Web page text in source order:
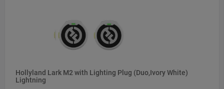
Hollyland Lark M2 with Lighting Plug (Duo,Ivory White)
Lightning